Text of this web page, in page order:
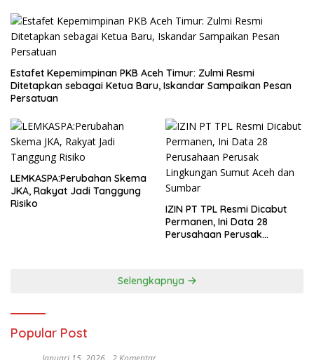
Estafet Kepemimpinan PKB Aceh Timur: Zulmi Resmi
Ditetapkan sebagai Ketua Baru, Iskandar Sampaikan Pesan
Persatuan
LEMKASPA:Perubahan Skema
JKA, Rakyat Jadi Tanggung
Risiko
IZIN PT TPL Resmi Dicabut
Permanen, Ini Data 28
Perusahaan Perusak
Selengkapnya
Popular Post